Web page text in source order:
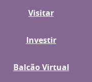
Visitar
Investir
Balcão Virtual